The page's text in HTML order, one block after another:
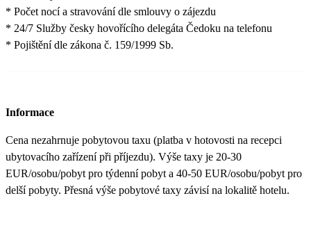
* Počet nocí a stravování dle smlouvy o zájezdu
* 24/7 Služby česky hovořícího delegáta Čedoku na telefonu
* Pojištění dle zákona č. 159/1999 Sb.
Informace
Cena nezahrnuje pobytovou taxu (platba v hotovosti na recepci
ubytovacího zařízení při příjezdu). Výše taxy je 20-30
EUR/osobu/pobyt pro týdenní pobyt a 40-50 EUR/osobu/pobyt pro
delší pobyty. Přesná výše pobytové taxy závisí na lokalitě hotelu.